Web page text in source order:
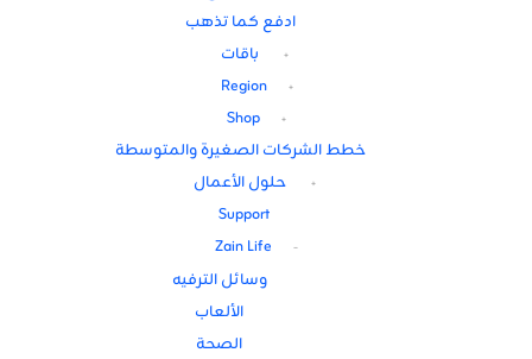
ادفع كما تذهب
باقات
Region
Shop
خطط الشركات الصغيرة والمتوسطة
حلول الأعمال
Support
Zain Life
وسائل الترفيه
الألعاب
الصحة